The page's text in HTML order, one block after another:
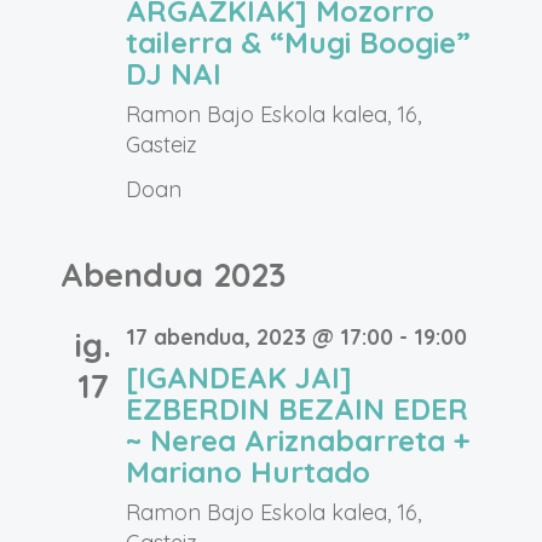
ARGAZKIAK] Mozorro
tailerra & “Mugi Boogie”
DJ NAI
Ramon Bajo Eskola kalea, 16,
Gasteiz
Doan
Abendua 2023
ig.
17
17 abendua, 2023 @ 17:00 - 19:00
[IGANDEAK JAI]
EZBERDIN BEZAIN EDER
~ Nerea Ariznabarreta +
Mariano Hurtado
Ramon Bajo Eskola kalea, 16,